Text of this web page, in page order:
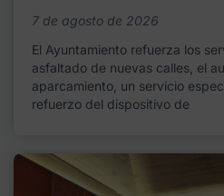
7 de agosto de 2026
El Ayuntamiento refuerza los
asfaltado de nuevas calles, el
aparcamiento, un servicio
refuerzo del dispositivo de